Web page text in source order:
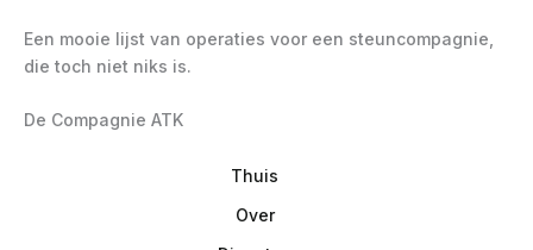
Een mooie lijst van operaties voor een steuncompagnie,
die toch niet niks is.
De Compagnie ATK
Thuis
Over